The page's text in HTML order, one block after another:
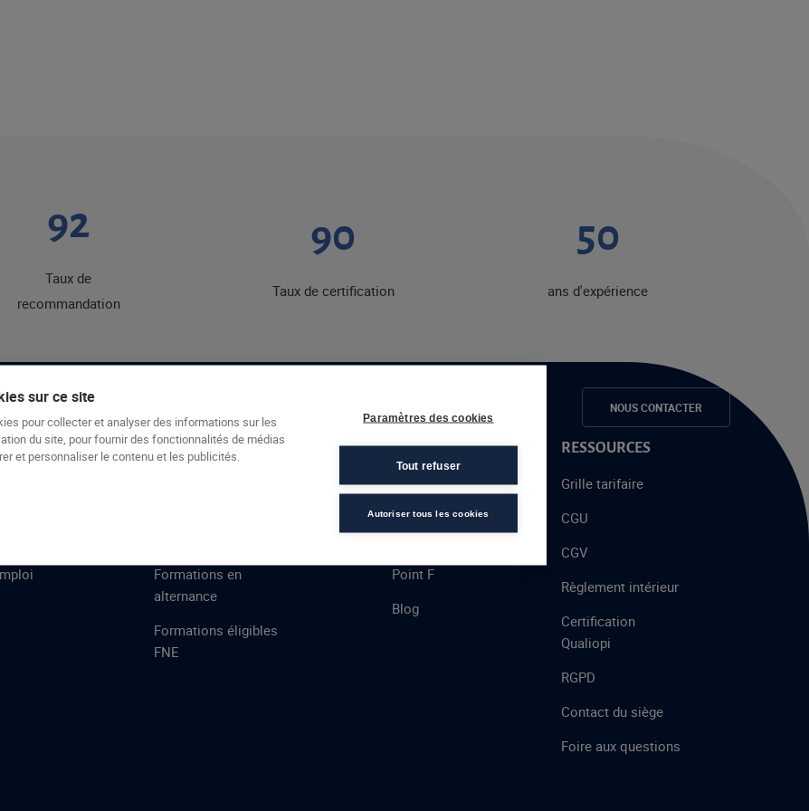
Formations Espace candidats NOUS CONTACTER
2023
92
Taux de
recommandation
90
Taux de certification
50
ans d'expérience
PRESTATIONS
Formations en
alternance
Formations éligibles
FNE
À PROPOS
Talent
Point F
Blog
RESSOURCES
Grille tarifaire
CGU
CGV
Règlement intérieur
Certification
Qualiopi
RGPD
Contact du siège
Foire aux questions
sur ce site
pour collecter et analyser des informations sur les
du site, pour fournir des fonctionnalités de médias
et personnaliser le contenu et les publicités.
Paramètres des cookies
Tout refuser
Autoriser tous les cookies